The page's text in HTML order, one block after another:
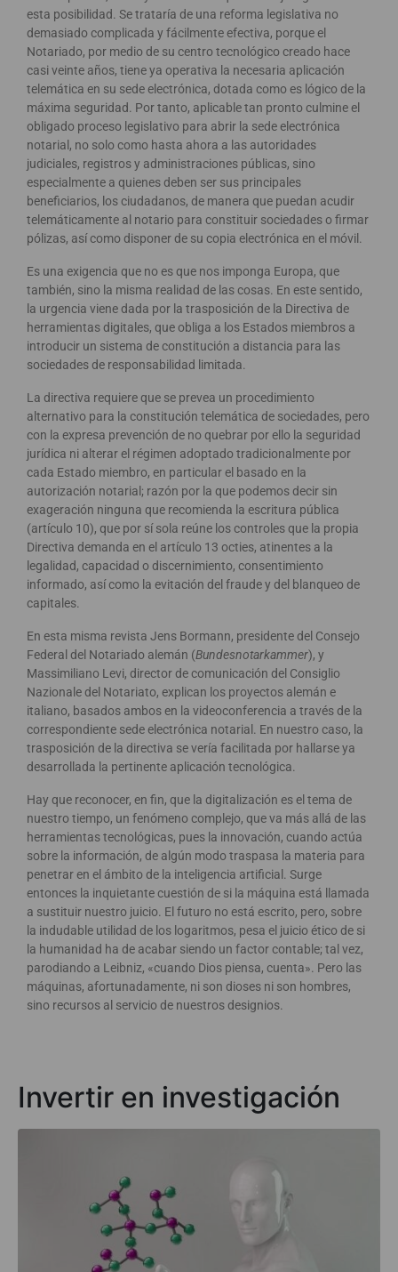
esta posibilidad. Se trataría de una reforma legislativa no
demasiado complicada y fácilmente efectiva, porque el
Notariado, por medio de su centro tecnológico creado hace
casi veinte años, tiene ya operativa la necesaria aplicación
telemática en su sede electrónica, dotada como es lógico de la
máxima seguridad. Por tanto, aplicable tan pronto culmine el
obligado proceso legislativo para abrir la sede electrónica
notarial, no solo como hasta ahora a las autoridades
judiciales, registros y administraciones públicas, sino
especialmente a quienes deben ser sus principales
beneficiarios, los ciudadanos, de manera que puedan acudir
telemáticamente al notario para constituir sociedades o firmar
pólizas, así como disponer de su copia electrónica en el móvil.
Es una exigencia que no es que nos imponga Europa, que
también, sino la misma realidad de las cosas. En este sentido,
la urgencia viene dada por la trasposición de la Directiva de
herramientas digitales, que obliga a los Estados miembros a
introducir un sistema de constitución a distancia para las
sociedades de responsabilidad limitada.
La directiva requiere que se prevea un procedimiento
alternativo para la constitución telemática de sociedades, pero
con la expresa prevención de no quebrar por ello la seguridad
jurídica ni alterar el régimen adoptado tradicionalmente por
cada Estado miembro, en particular el basado en la
autorización notarial; razón por la que podemos decir sin
exageración ninguna que recomienda la escritura pública
(artículo 10), que por sí sola reúne los controles que la propia
Directiva demanda en el artículo 13 octies, atinentes a la
legalidad, capacidad o discernimiento, consentimiento
informado, así como la evitación del fraude y del blanqueo de
capitales.
En esta misma revista Jens Bormann, presidente del Consejo
Federal del Notariado alemán (Bundesnotarkammer), y
Massimiliano Levi, director de comunicación del Consiglio
Nazionale del Notariato, explican los proyectos alemán e
italiano, basados ambos en la videoconferencia a través de la
correspondiente sede electrónica notarial. En nuestro caso, la
trasposición de la directiva se vería facilitada por hallarse ya
desarrollada la pertinente aplicación tecnológica.
Hay que reconocer, en fin, que la digitalización es el tema de
nuestro tiempo, un fenómeno complejo, que va más allá de las
herramientas tecnológicas, pues la innovación, cuando actúa
sobre la información, de algún modo traspasa la materia para
penetrar en el ámbito de la inteligencia artificial. Surge
entonces la inquietante cuestión de si la máquina está llamada
a sustituir nuestro juicio. El futuro no está escrito, pero, sobre
la indudable utilidad de los logaritmos, pesa el juicio ético de si
la humanidad ha de acabar siendo un factor contable; tal vez,
parodiando a Leibniz, «cuando Dios piensa, cuenta». Pero las
máquinas, afortunadamente, ni son dioses ni son hombres,
sino recursos al servicio de nuestros designios.
Invertir en investigación